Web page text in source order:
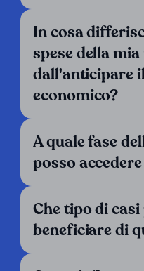
In cosa
spese della
dall'anticipare
economico?
A quale fase
posso
Che tipo di
beneficiare di
I
Argentina
Bolivia
Danimarca
Finlandia